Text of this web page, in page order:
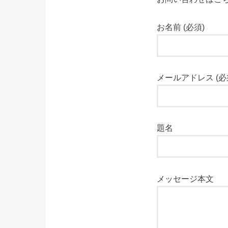
お名前 (必須)
メールアドレス (
題名
メッセージ本文